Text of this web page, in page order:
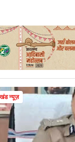
न्यूज़